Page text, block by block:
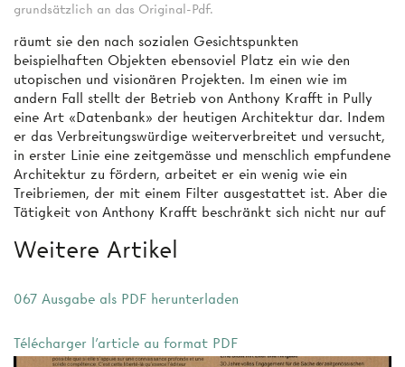
grundsätzlich an das Original-Pdf.
räumt sie den nach sozialen Gesichtspunkten
beispielhaften Objekten ebensoviel Platz ein wie den
utopischen und visionären Projekten. Im einen wie im
andern Fall stellt der Betrieb von Anthony Krafft in Pully
eine Art «Datenbank» der heutigen Architektur dar. Indem
er das Verbreitungswürdige weiterverbreitet und versucht,
in erster Linie eine zeitgemässe und menschlich empfundene
Architektur zu fördern, arbeitet er ein wenig wie ein
Treibriemen, der mit einem Filter ausgestattet ist. Aber die
Tätigkeit von Anthony Krafft beschränkt sich nicht nur auf
Weitere Artikel
067 Ausgabe als PDF herunterladen
Télécharger l'article au format PDF